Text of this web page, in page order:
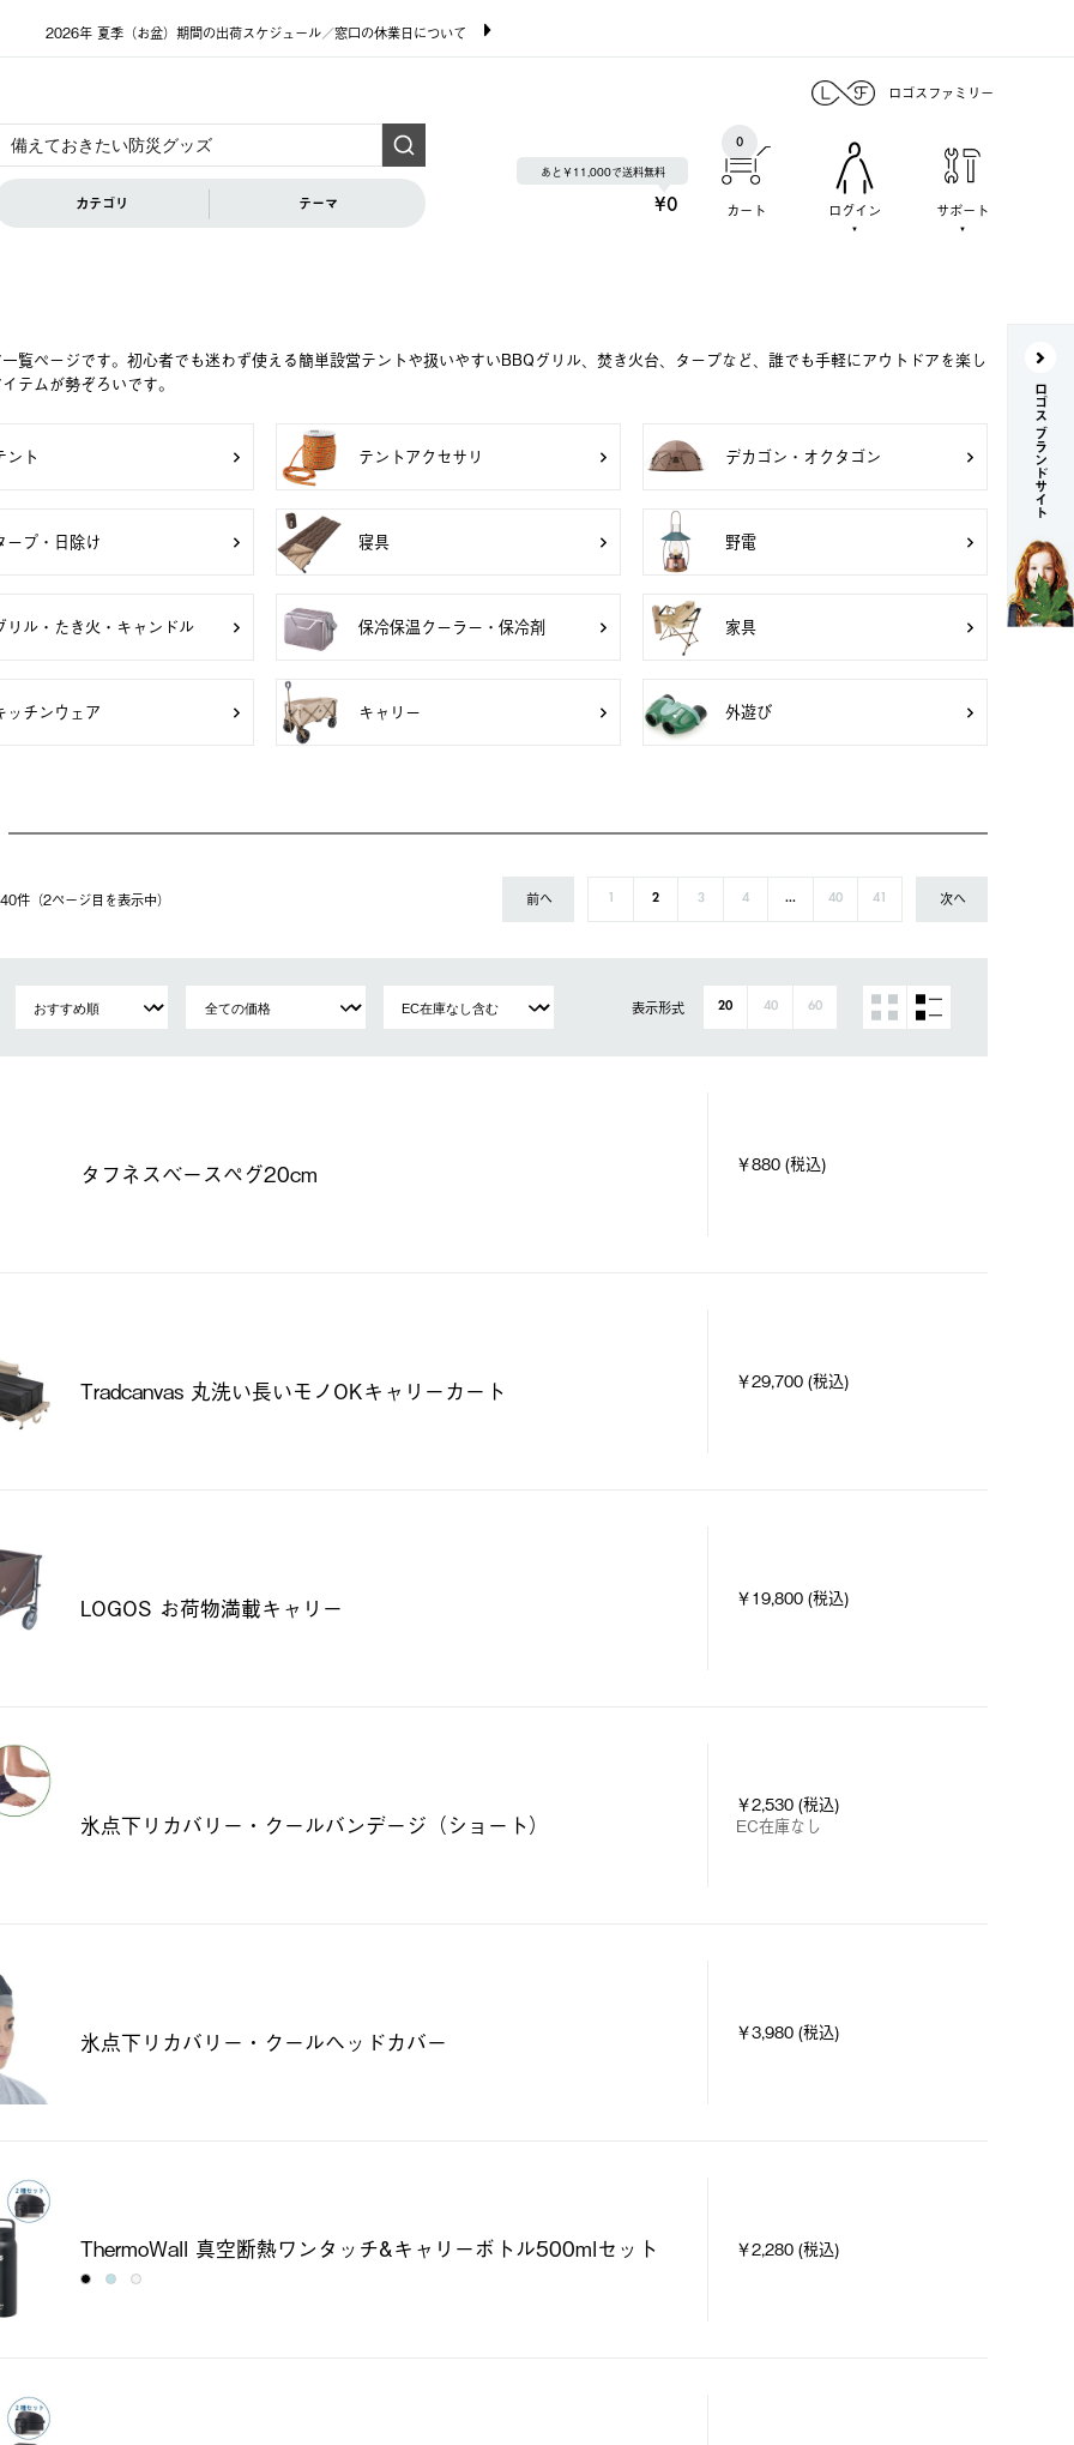
2026年 夏季（お盆）期間の出荷スケジュール／窓口の休業日について
ロゴスファミリー
カテゴリ テーマ
あと￥11,000で送料無料
¥0 カート
0
ログイン サポート
覧ページです。初心者でも迷わず使える簡単設営テントや扱いやすいBBQグリル、焚き火台、タープなど、誰でも手軽にアウトドアを楽し
テムが勢ぞろいです。
ント テントアクセサリ デカゴン・オクタゴン
ープ・日除け 寝具 野電
リル・たき火・キャンドル 保冷保温クーラー・保冷剤 家具
ッチンウェア キャリー 外遊び
件（2ページ⽬を表⽰中） 前へ 1 2 3 4 ... 40 41 次へ
表示形式 20 40 60
タフネスベースペグ20cm ￥880 (税込)
Tradcanvas 丸洗い長いモノOKキャリーカート ￥29,700 (税込)
LOGOS お荷物満載キャリー ￥19,800 (税込)
氷点下リカバリー・クールバンデージ（ショート）
￥2,530 (税込)
EC在庫なし
氷点下リカバリー・クールヘッドカバー ￥3,980 (税込)
ThermoWall 真空断熱ワンタッチ&キャリーボトル500mlセット ￥2,280 (税込)
ロゴス ブランドサイト